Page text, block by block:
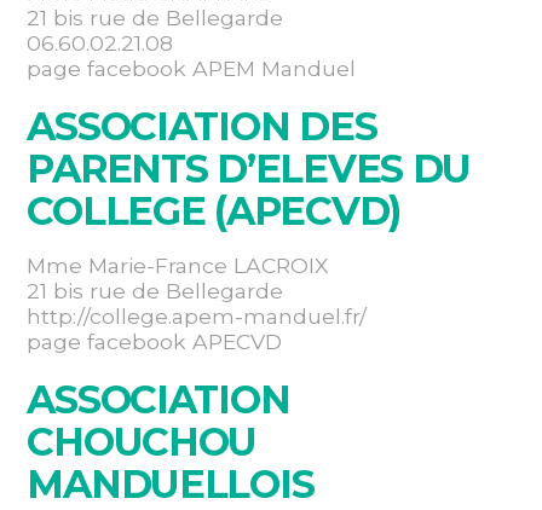
21 bis rue de Bellegarde
06.60.02.21.08
page facebook APEM Manduel
ASSOCIATION DES
PARENTS D’ELEVES DU
COLLEGE (APECVD)
Mme Marie-France LACROIX
21 bis rue de Bellegarde
http://college.apem-manduel.fr/
page facebook APECVD
ASSOCIATION
CHOUCHOU
MANDUELLOIS